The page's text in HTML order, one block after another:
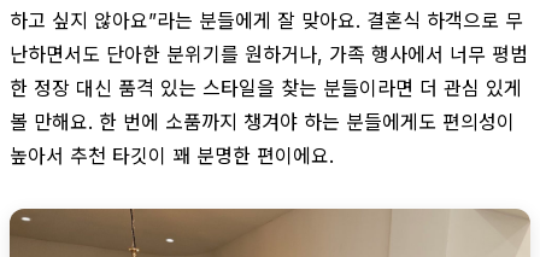
하고 싶지 않아요”라는 분들에게 잘 맞아요. 결혼식 하객으로 무
난하면서도 단아한 분위기를 원하거나, 가족 행사에서 너무 평범
한 정장 대신 품격 있는 스타일을 찾는 분들이라면 더 관심 있게
볼 만해요. 한 번에 소품까지 챙겨야 하는 분들에게도 편의성이
높아서 추천 타깃이 꽤 분명한 편이에요.